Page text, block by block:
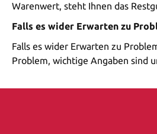
Warenwert, steht Ihnen das
Falls es wider Erwarten zu
Falls es wider Erwarten zu
Problem, wichtige Angaben sind